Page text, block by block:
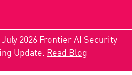
2026 Frontier AI Security
Update. Read Blog